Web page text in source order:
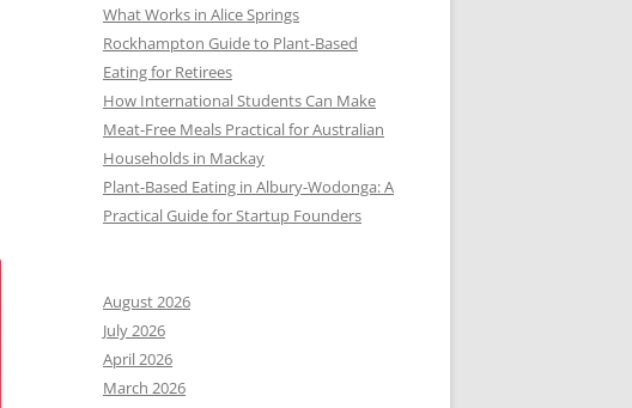
What Works in Alice Springs
Rockhampton Guide to Plant-Based
Eating for Retirees
How International Students Can Make
Meat-Free Meals Practical for Australian
Households in Mackay
Plant-Based Eating in Albury-Wodonga: A
Practical Guide for Startup Founders
August 2026
July 2026
April 2026
March 2026